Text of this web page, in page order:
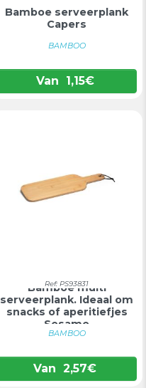
Bamboe serveerplank
Capers
BAMBOO
Van 1,15€
Ref: PS93831
Bamboe multi
serveerplank. Ideaal om
snacks of aperitiefjes
Sesame
BAMBOO
Van 2,57€